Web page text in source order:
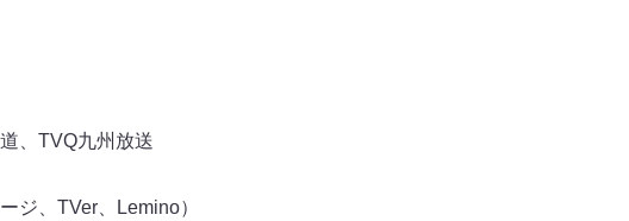
、TVQ九州放送
ジ、TVer、Lemino）